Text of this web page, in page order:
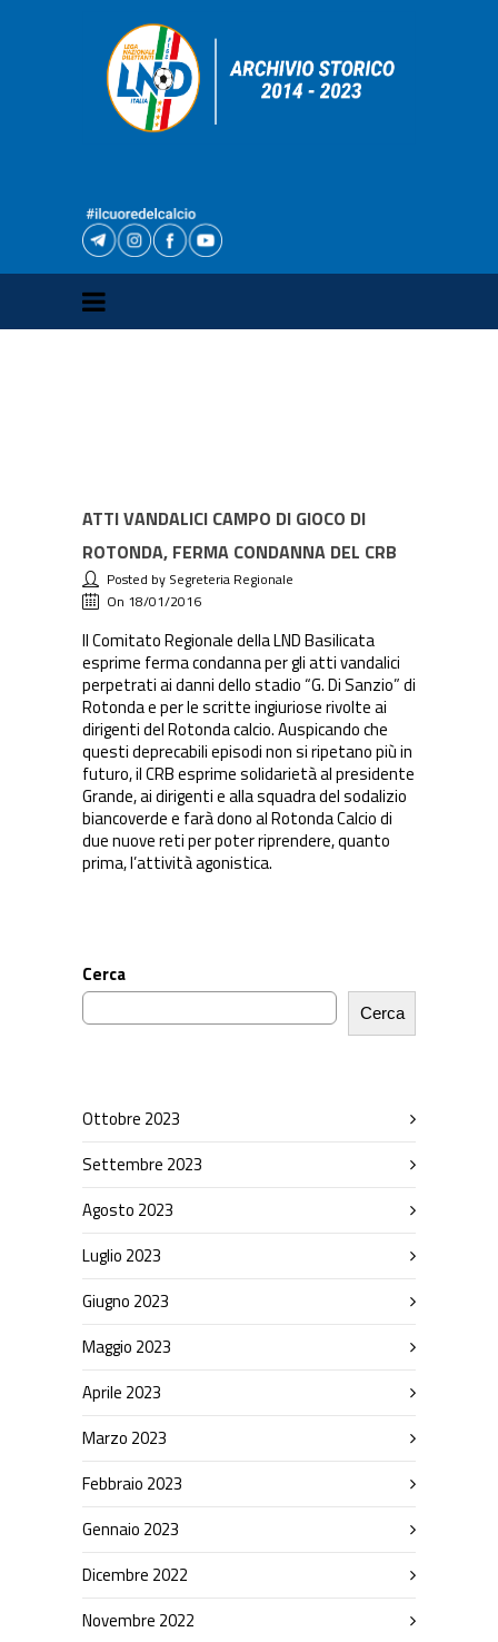
ATTI VANDALICI CAMPO DI GIOCO DI
ROTONDA, FERMA CONDANNA DEL CRB
Posted by Segreteria Regionale
On 18/01/2016
Il Comitato Regionale della LND Basilicata
esprime ferma condanna per gli atti vandalici
perpetrati ai danni dello stadio “G. Di Sanzio” di
Rotonda e per le scritte ingiuriose rivolte ai
dirigenti del Rotonda calcio. Auspicando che
questi deprecabili episodi non si ripetano più in
futuro, il CRB esprime solidarietà al presidente
Grande, ai dirigenti e alla squadra del sodalizio
biancoverde e farà dono al Rotonda Calcio di
due nuove reti per poter riprendere, quanto
prima, l’attività agonistica.
Cerca
Cerca
Ottobre 2023
Settembre 2023
Agosto 2023
Luglio 2023
Giugno 2023
Maggio 2023
Aprile 2023
Marzo 2023
Febbraio 2023
Gennaio 2023
Dicembre 2022
Novembre 2022